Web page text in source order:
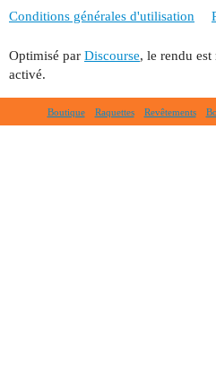
Conditions générales d'utilisation
Optimisé par Discourse, le rendu
activé.
Boutique Raquettes Revêtements